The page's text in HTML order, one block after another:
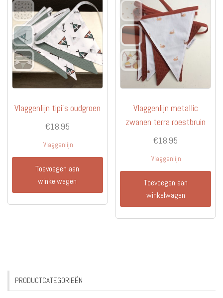
Vlaggenlijn tipi’s oudgroen
€18.95
Vlaggenlijn
Toevoegen aan
winkelwagen
Vlaggenlijn metallic
zwanen terra roestbruin
€18.95
Vlaggenlijn
Toevoegen aan
winkelwagen
PRODUCTCATEGORIEËN